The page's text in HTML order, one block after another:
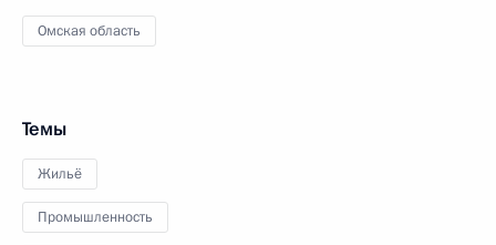
Омская область
Темы
Жильё
Промышленность